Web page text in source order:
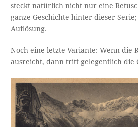
steckt natürlich nicht nur eine
ganze Geschichte hinter dieser
Auflösung.
Noch eine letzte Variante: Wenn die
ausreicht, dann tritt gelegentlich die